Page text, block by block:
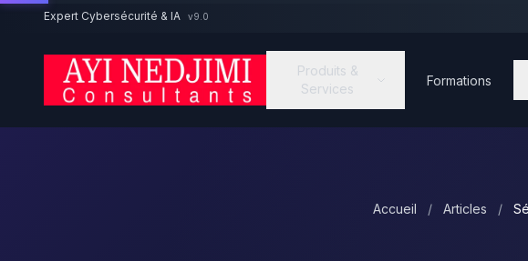
Aller au contenu principal
Expert Cybersécurité & IA v9.0
Produits &
Services
Formations
Accueil / Articles /